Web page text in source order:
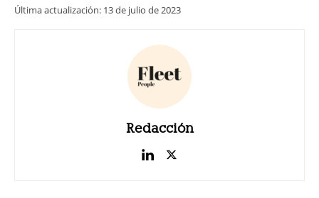
Última actualización: 13 de julio de 2023
Redacción